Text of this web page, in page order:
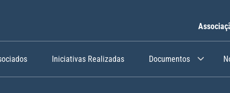
Iniciativas Realizadas Documentos